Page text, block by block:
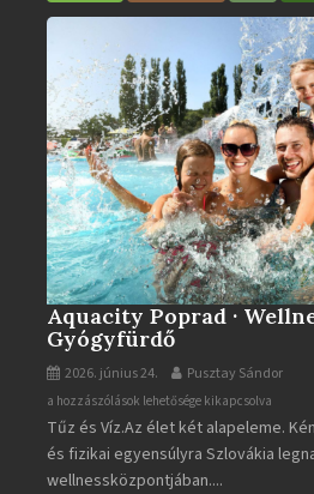
bejegyzéshez
Aquacity Poprad ·
Gyógyfürdő
2026. június 24. Pusztay Sándor
Aquacity
Poprad
·
Wellness
a hozzászólások lehetősége kikapcsolva
Tűz és Víz.Az élet két alapeleme.
és fizikai egyensúlyra Szlovákia
wellnessközpontjában....